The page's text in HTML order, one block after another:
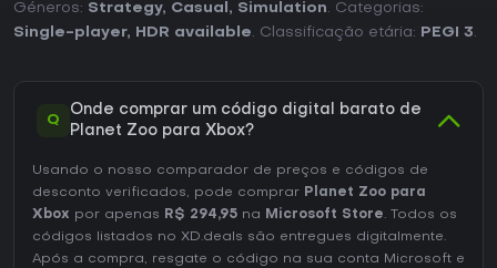
Géneros: Strategy, Casual , Simulation. Categorias:
Single-player, HDR available. Classificação etária: PEGI 3.
Q
Onde comprar um código digital barato de
Planet Zoo para Xbox?
Usando o nosso comparador de preços e códigos de
desconto verificados, pode comprar Planet Zoo para
Xbox por apenas R$ 294,95 na Microsoft Store. Todos os
códigos listados no XD.deals são entregues digitalmente.
Após a compra, resgate o código na sua conta Microsoft e